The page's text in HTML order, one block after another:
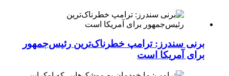
برنی سندرز: ترامپ خطرناک‌ترین رئیس‌جمهور
برای آمریکا است